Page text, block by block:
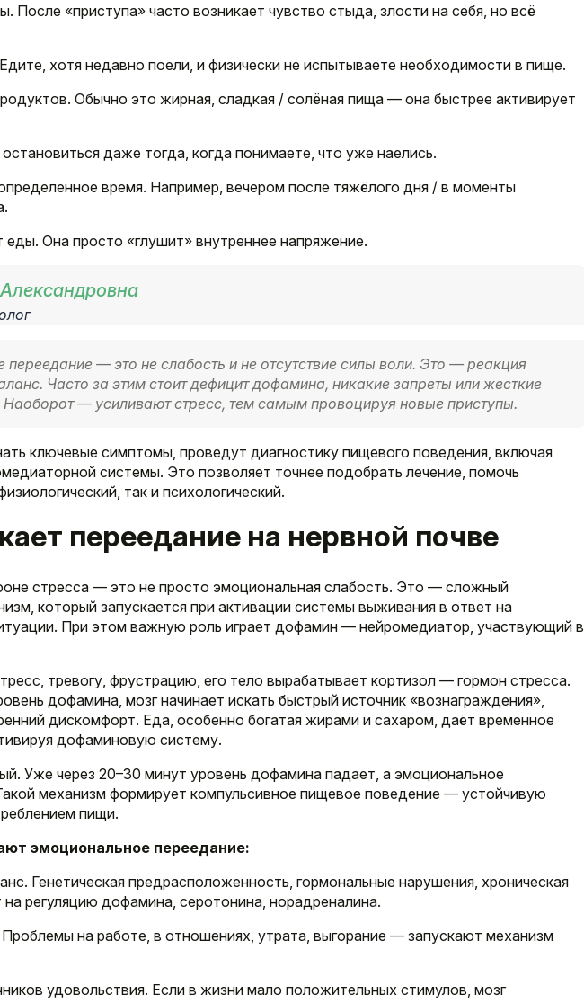
«приступа» часто возникает чувство стыда, злости на себя, но всё
хотя недавно поели, и физически не испытываете необходимости в пище.
Обычно это жирная, сладкая / солёная пища — она быстрее активирует
даже тогда, когда понимаете, что уже наелись.
время. Например, вечером после тяжёлого дня / в моменты
еды. Она просто «глушит» внутреннее напряжение.
— это не слабость и не отсутствие силы воли. Это — реакция
Часто за этим стоит дефицит дофамина, никакие запреты или жесткие
— усиливают стресс, тем самым провоцируя новые приступы.
ключевые симптомы, проведут диагностику пищевого поведения, включая
системы. Это позволяет точнее подобрать лечение, помочь
так и психологический.
переедание на нервной почве
стресса — это не просто эмоциональная слабость. Это — сложный
который запускается при активации системы выживания в ответ на
При этом важную роль играет дофамин — нейромедиатор, участвующий в
тревогу, фрустрацию, его тело вырабатывает кортизол — гормон стресса.
дофамина, мозг начинает искать быстрый источник «вознаграждения»,
дискомфорт. Еда, особенно богатая жирами и сахаром, даёт временное
дофаминовую систему.
Уже через 20–30 минут уровень дофамина падает, а эмоциональное
механизм формирует компульсивное пищевое поведение — устойчивую
пищи.
эмоциональное переедание:
Генетическая предрасположенность, гормональные нарушения, хроническая
регуляцию дофамина, серотонина, норадреналина.
Проблемы на работе, в отношениях, утрата, выгорание — запускают механизм
удовольствия. Если в жизни мало положительных стимулов, мозг